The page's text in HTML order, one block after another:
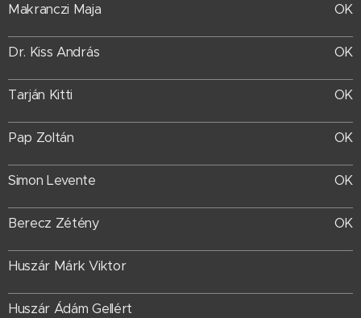
Makranczi Maja OK
Dr. Kiss András OK
Tarján Kitti OK
Pap Zoltán OK
Simon Levente OK
Berecz Zétény OK
Huszár Márk Viktor
Huszár Ádám Gellért